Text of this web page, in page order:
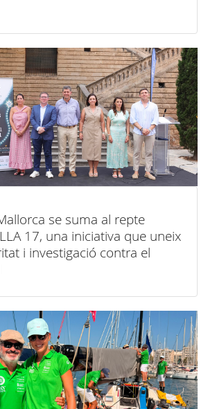
se suma al repte
17, una iniciativa que uneix
i investigació contra el